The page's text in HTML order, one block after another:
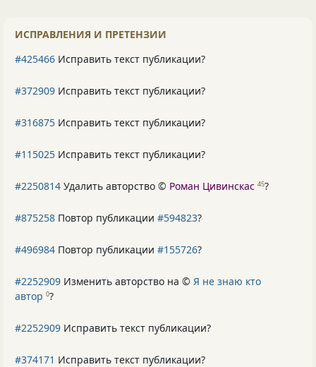
ИСПРАВЛЕНИЯ И ПРЕТЕНЗИИ
#425466 Исправить текст публикации?
#372909 Исправить текст публикации?
#316875 Исправить текст публикации?
#115025 Исправить текст публикации?
#2250814 Удалить авторство © Роман Цивинскас 45?
#875258 Повтор публикации #594823?
#496984 Повтор публикации #155726?
#2252909 Изменить авторство на © Я не знаю кто
автор 0?
#2252909 Исправить текст публикации?
#374171 Исправить текст публикации?